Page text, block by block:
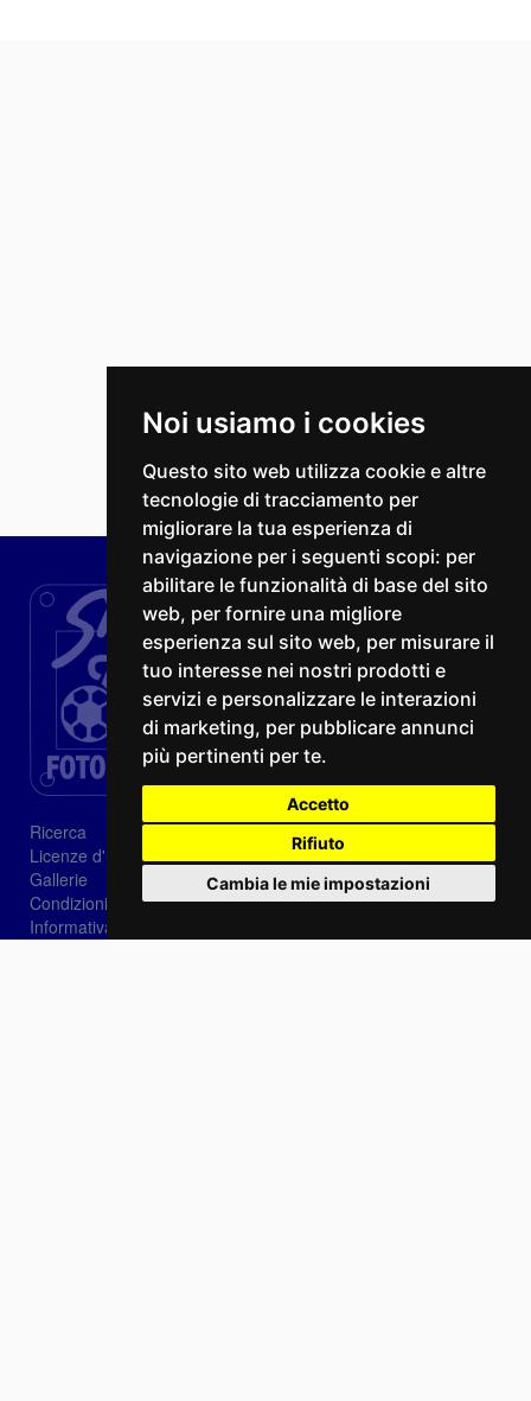
Noi usiamo i cookies
Questo sito web utilizza cookie e altre
tecnologie di tracciamento per
migliorare la tua esperienza di
navigazione per i seguenti scopi: per
abilitare le funzionalità di base del sito
web, per fornire una migliore
esperienza sul sito web, per misurare il
tuo interesse nei nostri prodotti e
servizi e personalizzare le interazioni
di marketing, per pubblicare annunci
più pertinenti per te.
Accetto
Rifiuto
Cambia le mie impostazioni
Ricerca
Licenze d'utilizzo
Gallerie
Condizioni di vendita
Informativa sui Cookie